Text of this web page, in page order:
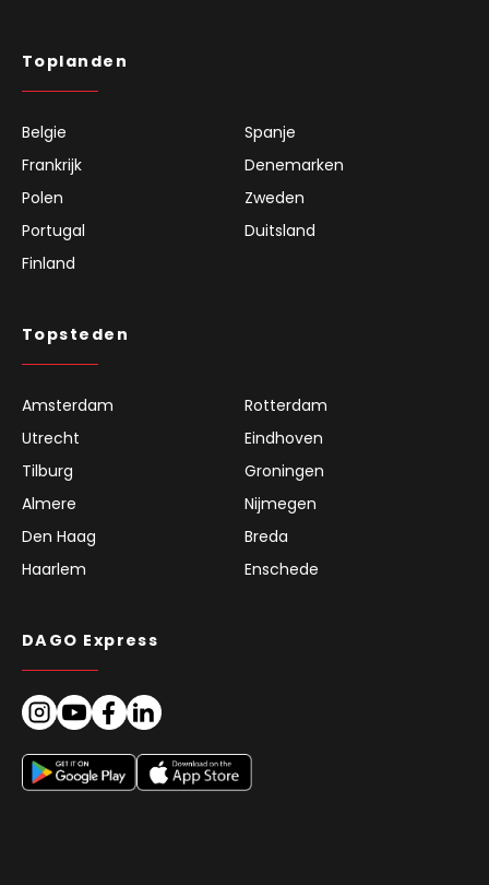
Toplanden
Belgie
Spanje
Frankrijk
Denemarken
Polen
Zweden
Portugal
Duitsland
Finland
Topsteden
Amsterdam
Rotterdam
Utrecht
Eindhoven
Tilburg
Groningen
Almere
Nijmegen
Den Haag
Breda
Haarlem
Enschede
DAGO Express